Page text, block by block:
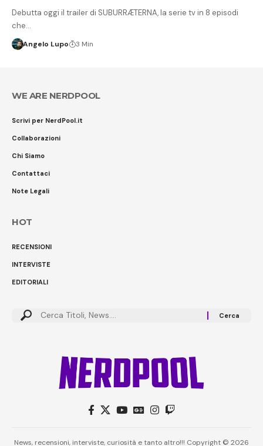
Debutta oggi il trailer di SUBURRÆTERNA, la serie tv in 8 episodi
che…
Angelo Lupo 3 Min
WE ARE NERDPOOL
Scrivi per NerdPool.it
Collaborazioni
Chi Siamo
Contattaci
Note Legali
HOT
RECENSIONI
INTERVISTE
EDITORIALI
Cerca:
News, recensioni, interviste, curiosità e tanto altro!!! Copyright © 2026